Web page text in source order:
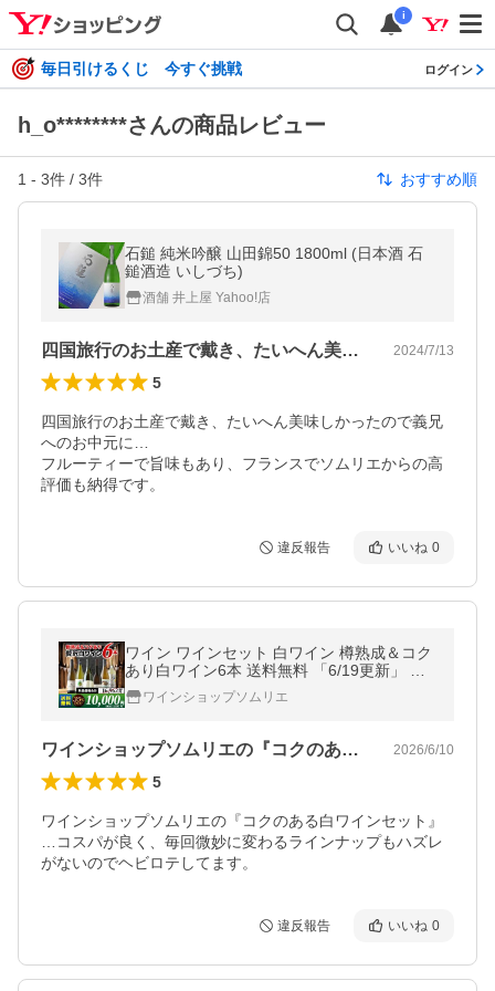
i
毎日引けるくじ 今すぐ挑戦 ログイン
h_o********さんの商品レビュー
1 - 3件 / 3件 おすすめ順
石鎚 純米吟醸 山田錦50 1800ml (日本酒 石
鎚酒造 いしづち)
酒舗 井上屋 Yahoo!店
四国旅行のお土産で戴き、たいへん美味し… 2024/7/13
5
四国旅行のお土産で戴き、たいへん美味しかったので義兄
へのお中元に…
フルーティーで旨味もあり、フランスでソムリエからの高
評価も納得です。
違反報告 いいね 0
ワイン ワインセット 白ワイン 樽熟成＆コク
あり白ワイン6本 送料無料 「6/19更新」 爆
買 ワインショップソムリエ
ワインショップソムリエの『コクのある白… 2026/6/10
5
ワインショップソムリエの『コクのある白ワインセット』
…コスパが良く、毎回微妙に変わるラインナップもハズレ
がないのでヘビロテしてます。
違反報告 いいね 0